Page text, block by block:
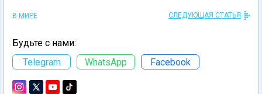
В МИРЕ СЛЕДУЮЩАЯ СТАТЬЯ
Будьте с нами:
Telegram
WhatsApp Facebook